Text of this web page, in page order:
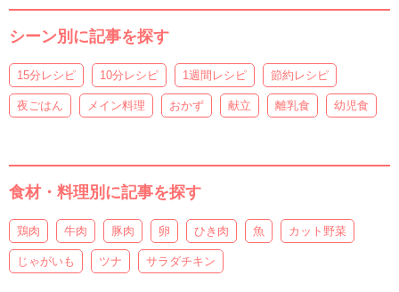
シーン別に記事を探す
15分レシピ 10分レシピ 1週間レシピ 節約レシピ
夜ごはん メイン料理 おかず 献立 離乳食 幼児食
食材・料理別に記事を探す
鶏肉 牛肉 豚肉 卵 ひき肉 魚 カット野菜
じゃがいも ツナ サラダチキン